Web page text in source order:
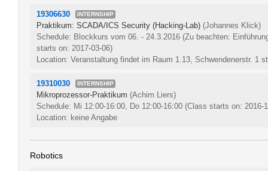
19306630 INTERNSHIP
Praktikum: SCADA/ICS Security (Hacking-Lab) (Johannes Klick)
Schedule: Blockkurs vom 06. - 24.3.2016 (Zu beachten:
starts on: 2017-03-06)
Location: Veranstaltung findet im Raum 1.13, Schwendenerstr. 1
19310030 INTERNSHIP
Mikroprozessor-Praktikum (Achim Liers)
Schedule: Mi 12:00-16:00, Do 12:00-16:00 (Class starts on: 2016-
Location: keine Angabe
Robotics